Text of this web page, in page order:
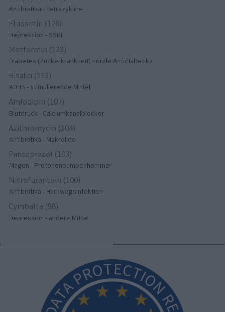
Antibiotika - Tetrazykline
Fluoxetin (126)
Depression - SSRI
Metformin (123)
Diabetes (Zuckerkrankheit) - orale Antidiabetika
Ritalin (113)
ADHS - stimulierende Mittel
Amlodipin (107)
Blutdruck - Calciumkanalblocker
Azithromycin (104)
Antibiotika - Makrolide
Pantoprazol (103)
Magen - Protonenpumpenhemmer
Nitrofurantoin (100)
Antibiotika - Harnwegsinfektion
Cymbalta (98)
Depression - andere Mittel